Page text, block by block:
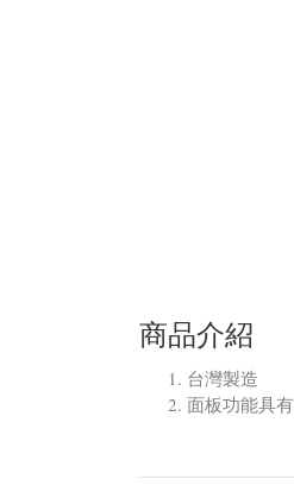
商品介紹
台灣製造
面板功能具